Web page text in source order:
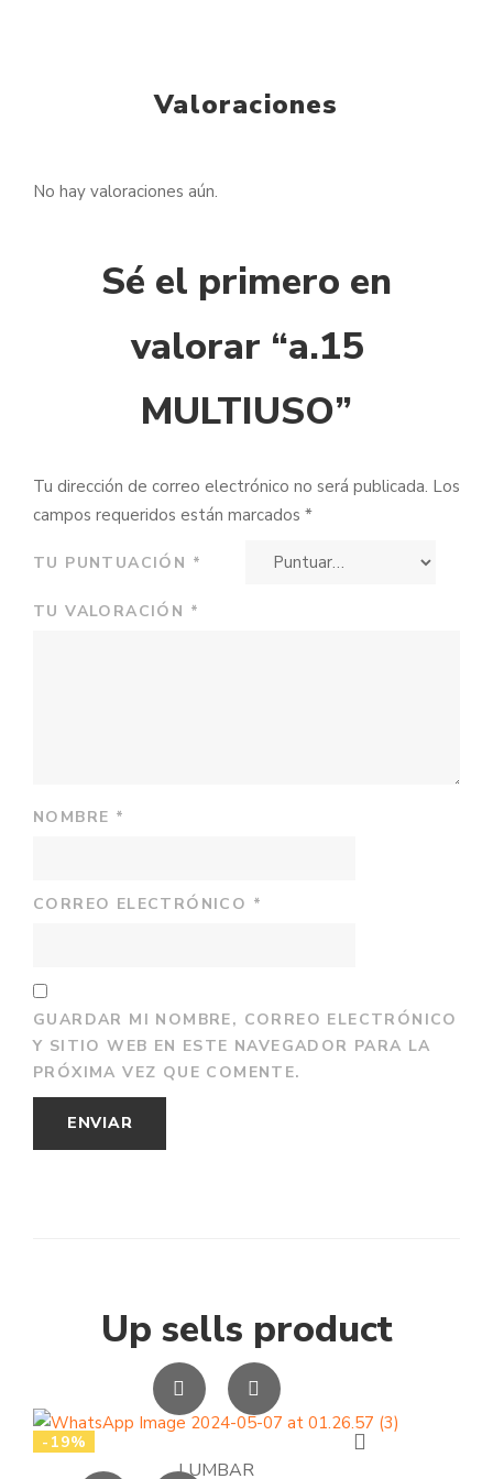
Valoraciones
No hay valoraciones aún.
Sé el primero en
valorar “a.15
MULTIUSO”
Tu dirección de correo electrónico no será publicada. Los
campos requeridos están marcados *
TU PUNTUACIÓN *
TU VALORACIÓN *
NOMBRE *
CORREO ELECTRÓNICO *
GUARDAR MI NOMBRE, CORREO ELECTRÓNICO
Y SITIO WEB EN ESTE NAVEGADOR PARA LA
PRÓXIMA VEZ QUE COMENTE.
Up sells product
-19%
LUMBAR